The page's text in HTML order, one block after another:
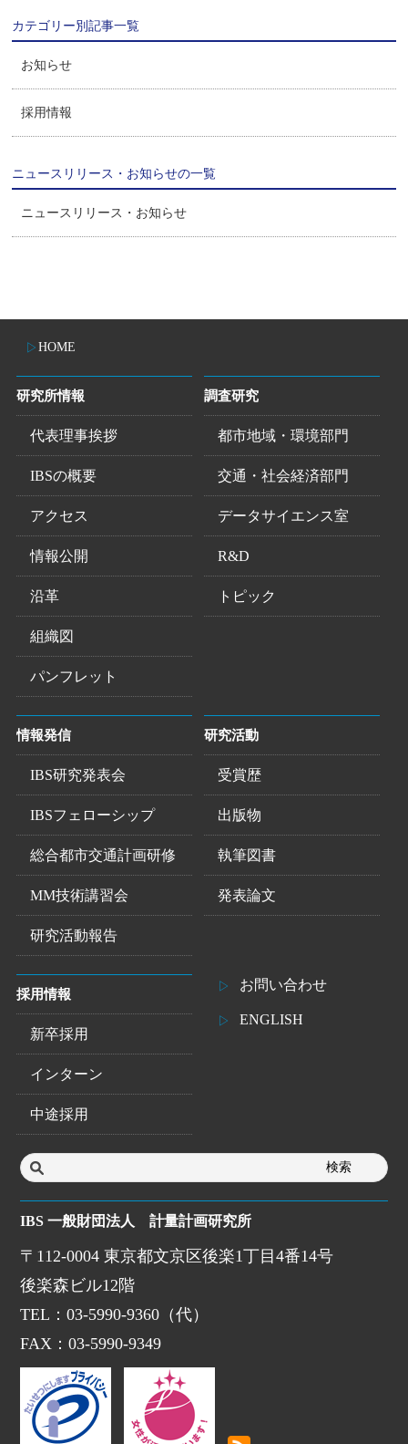
カテゴリー別記事一覧
お知らせ
採用情報
ニュースリリース・お知らせの一覧
ニュースリリース・お知らせ
HOME
研究所情報
代表理事挨拶
IBSの概要
アクセス
情報公開
沿革
組織図
パンフレット
調査研究
都市地域・環境部門
交通・社会経済部門
データサイエンス室
R&D
トピック
情報発信
IBS研究発表会
IBSフェローシップ
総合都市交通計画研修
MM技術講習会
研究活動報告
研究活動
受賞歴
出版物
執筆図書
発表論文
採用情報
新卒採用
インターン
中途採用
お問い合わせ
ENGLISH
IBS 一般財団法人 計量計画研究所
〒112-0004 東京都文京区後楽1丁目4番14号
後楽森ビル12階
TEL：03-5990-9360（代）
FAX：03-5990-9349